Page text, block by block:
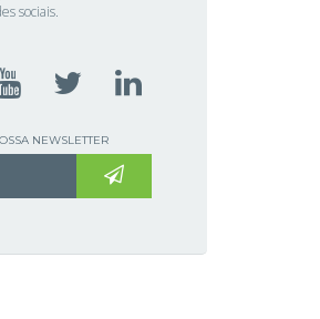
sociais.
NEWSLETTER